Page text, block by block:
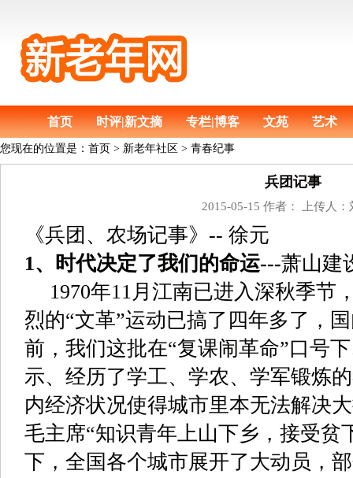
首页 时评|新文摘 专栏|博客 文苑 艺术
您现在的位置是： 首页 > 新老年社区 > 青春纪事
兵团记事
2015-05-15 作者： 上传人：
《兵团、农场记事》 -- 徐元
1、时代决定了我们的命运---萧山建
1970年11月江南已进入深秋季节
烈的“文革”运动已搞了四年多了，
前，我们这批在“复课闹革命”口号
示、经历了学工、学农、学军锻炼
内经济状况使得城市里本无法解决
毛主席“知识青年上山下乡，接受贫
下，全国各个城市展开了大动员，